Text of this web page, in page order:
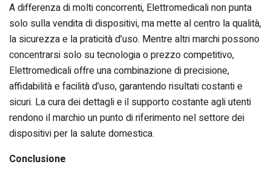
A differenza di molti concorrenti, Elettromedicali non punta
solo sulla vendita di dispositivi, ma mette al centro la qualità,
la sicurezza e la praticità d’uso. Mentre altri marchi possono
concentrarsi solo su tecnologia o prezzo competitivo,
Elettromedicali offre una combinazione di precisione,
affidabilità e facilità d’uso, garantendo risultati costanti e
sicuri. La cura dei dettagli e il supporto costante agli utenti
rendono il marchio un punto di riferimento nel settore dei
dispositivi per la salute domestica.
Conclusione